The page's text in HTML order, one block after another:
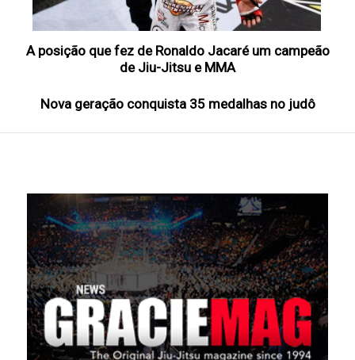
A posição que fez de Ronaldo Jacaré um campeão
de Jiu-Jitsu e MMA
Nova geração conquista 35 medalhas no judô